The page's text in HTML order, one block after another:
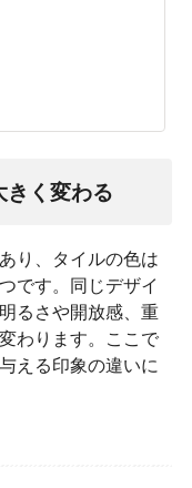
きく変わる
り、タイルの色は
です。同じデザイ
るさや開放感、重
わります。ここで
える印象の違いに